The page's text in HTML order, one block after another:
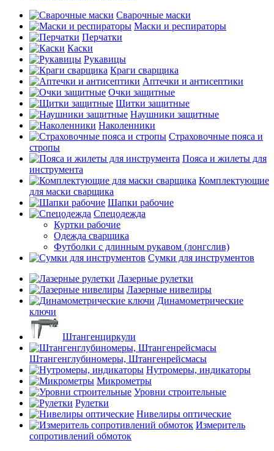
Сварочные маски
Маски и респираторы
Перчатки
Каски
Рукавицы
Краги сварщика
Аптечки и антисептики
Очки защитные
Щитки защитные
Наушники защитные
Наколенники
Страховочные пояса и
стропы
Пояса и жилеты для
инструмента
Комплектующие
для маски сварщика
Шапки рабочие
Спецодежда
Куртки рабочие
Одежда сварщика
Футболки с длинным рукавом (лонгслив)
Сумки для инструментов
Лазерные рулетки
Лазерные нивелиры
Динамометрические
ключи
Штангенциркули
Штангенглубиномеры, Штангенрейсмасы
Нутромеры, индикаторы
Микрометры
Уровни строительные
Рулетки
Нивелиры оптические
Измеритель
сопротивлений обмоток